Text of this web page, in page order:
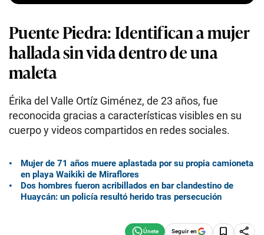
Puente Piedra: Identifican a mujer
hallada sin vida dentro de una
maleta
Érika del Valle Ortíz Giménez, de 23 años, fue
reconocida gracias a características visibles en su
cuerpo y videos compartidos en redes sociales.
Mujer de 71 años muere aplastada por su propia camioneta
en playa Waikiki de Miraflores
Dos hombres fueron acribillados en bar clandestino de
Huaycán: un policía resultó herido tras persecución
Seguir en